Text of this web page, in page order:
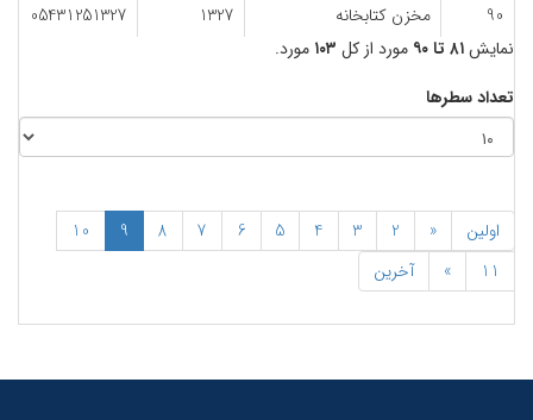
90
مخزن کتابخانه 1327
05431251327
نمایش۸۱ تا ۹۰ مورد از کل ۱۰۳ مورد.
تعداد سطرها
اولین «
2
3
4
5
6
7
8
9
10
11
» آخرین